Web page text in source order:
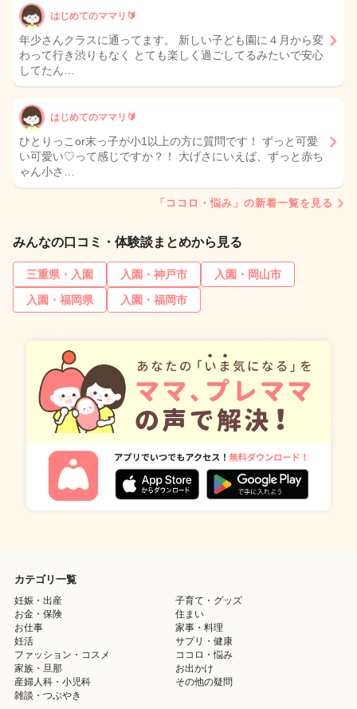
はじめてのママリ🔰
年少さんクラスに通ってます。 新しい子ども園に４月から変
わって行き渋りもなく とても楽しく過ごしてるみたいで安心
してたん…
はじめてのママリ🔰
ひとりっこor末っ子が小1以上の方に質問です！ ずっと可愛
い可愛い♡って感じですか？！ 大げさにいえば、ずっと赤ち
ゃん小さ…
「ココロ・悩み」の新着一覧を見る
みんなの口コミ・体験談まとめから見る
三重県・入園 入園・神戸市
入園・岡山市
入園・福岡県
入園・福岡市
カテゴリ一覧
妊娠・出産
子育て・グッズ
お金・保険
住まい
お仕事
家事・料理
妊活
サプリ・健康
ファッション・コスメ
ココロ・悩み
家族・旦那
お出かけ
産婦人科・小児科
その他の疑問
雑談・つぶやき